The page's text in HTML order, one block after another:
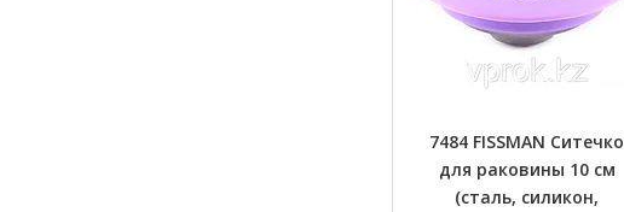
7484 FISSMAN Ситечко
для раковины 10 см
(сталь, силикон,